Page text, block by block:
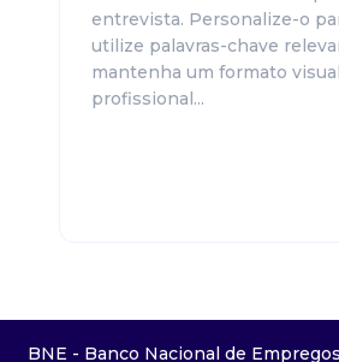
entrevista. Personalize-o
utilize palavras-chave
mantenha um formato
profissional...
BNE - Banco Nacional de